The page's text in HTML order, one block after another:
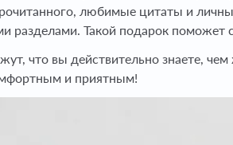
любимые цитаты и
разделами. Такой подарок
что вы действительно знаете,
и приятным!